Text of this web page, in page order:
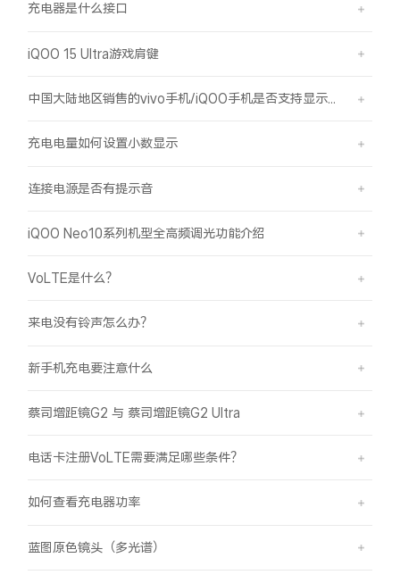
充电器是什么接口
iQOO 15 Ultra游戏肩键
充电电量如何设置小数显示
连接电源是否有提示音
iQOO Neo10系列机型全高频调光功能介绍
VoLTE是什么？
来电没有铃声怎么办？
新手机充电要注意什么
蔡司增距镜G2 与 蔡司增距镜G2 Ultra
电话卡注册VoLTE需要满足哪些条件？
如何查看充电器功率
蓝图原色镜头（多光谱）